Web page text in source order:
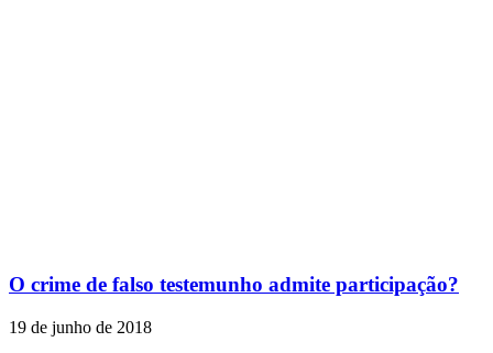
O crime de falso testemunho admite participação?
19 de junho de 2018